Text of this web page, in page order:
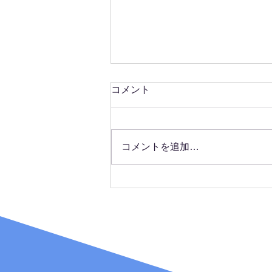
腕時計
先日、腕時計が壊れてしまった。
でしたね。
コメント
コメントを追加…